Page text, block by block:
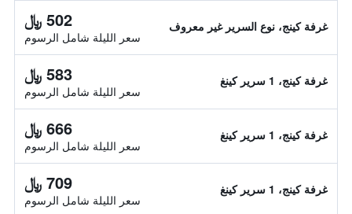
غرفة كينج، نوع السرير غير معروف 502 ﷼
سعر الليلة شامل الرسوم
غرفة كينج، 1 سرير كينغ 583 ﷼
سعر الليلة شامل الرسوم
غرفة كينج، 1 سرير كينغ 666 ﷼
سعر الليلة شامل الرسوم
غرفة كينج، 1 سرير كينغ 709 ﷼
سعر الليلة شامل الرسوم